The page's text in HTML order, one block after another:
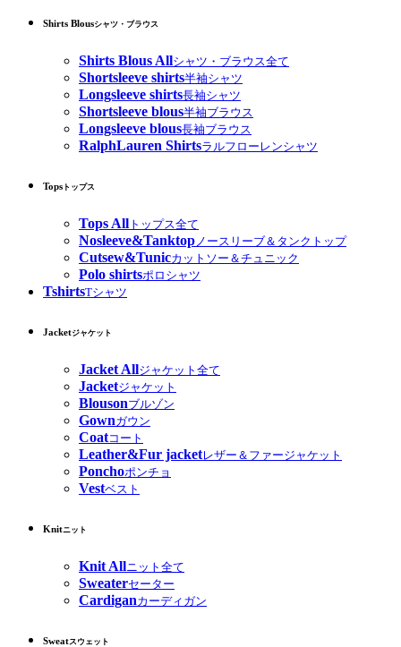
Shirts Blousシャツ・ブラウス
Shirts Blous Allシャツ・ブラウス全て
Shortsleeve shirts半袖シャツ
Longsleeve shirts長袖シャツ
Shortsleeve blous半袖ブラウス
Longsleeve blous長袖ブラウス
RalphLauren Shirtsラルフローレンシャツ
Tops トップス
Tops All トップス全て
Nosleeve&Tanktop ノースリーブ＆タンクトップ
Cutsew&Tunicカットソー＆チュニック
Polo shirtsポロシャツ
TshirtsTシャツ
Jacketジャケット
Jacket Allジャケット全て
Jacketジャケット
Blousonブルゾン
Gownガウン
Coatコート
Leather&Fur jacketレザー＆ファージャケット
Ponchoポンチョ
Vestベスト
Knitニット
Knit Allニット全て
Sweaterセーター
Cardiganカーディガン
Sweatスウェット